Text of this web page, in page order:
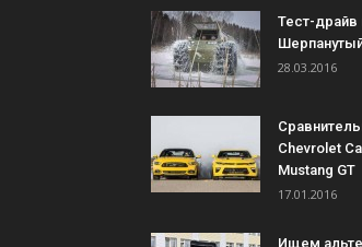
Тест-
28.03.2016
Chevrolet
Mustang GT
17.01.2016
Ищем